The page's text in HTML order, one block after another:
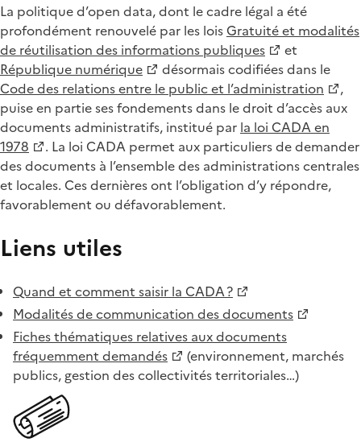
La politique d’open data, dont le cadre légal a été
profondément renouvelé par les loisGratuité et modalités
de réutilisation des informations publiques
et
République numérique
désormais codifiées dans le
Code des relations entre le public et l’administration
,
puise en partie ses fondements dans le droit d’accès aux
documents administratifs, institué par la loi CADA en
1978
. La loi CADA permet aux particuliers de demander
des documents à l’ensemble des administrations centrales
et locales. Ces dernières ont l’obligation d’y répondre,
favorablement ou défavorablement.
Liens utiles
Quand et comment saisir la CADA ?
Modalités de communication des documents
Fiches thématiques relatives aux documents
fréquemment demandés
(environnement, marchés
publics, gestion des collectivités territoriales…)